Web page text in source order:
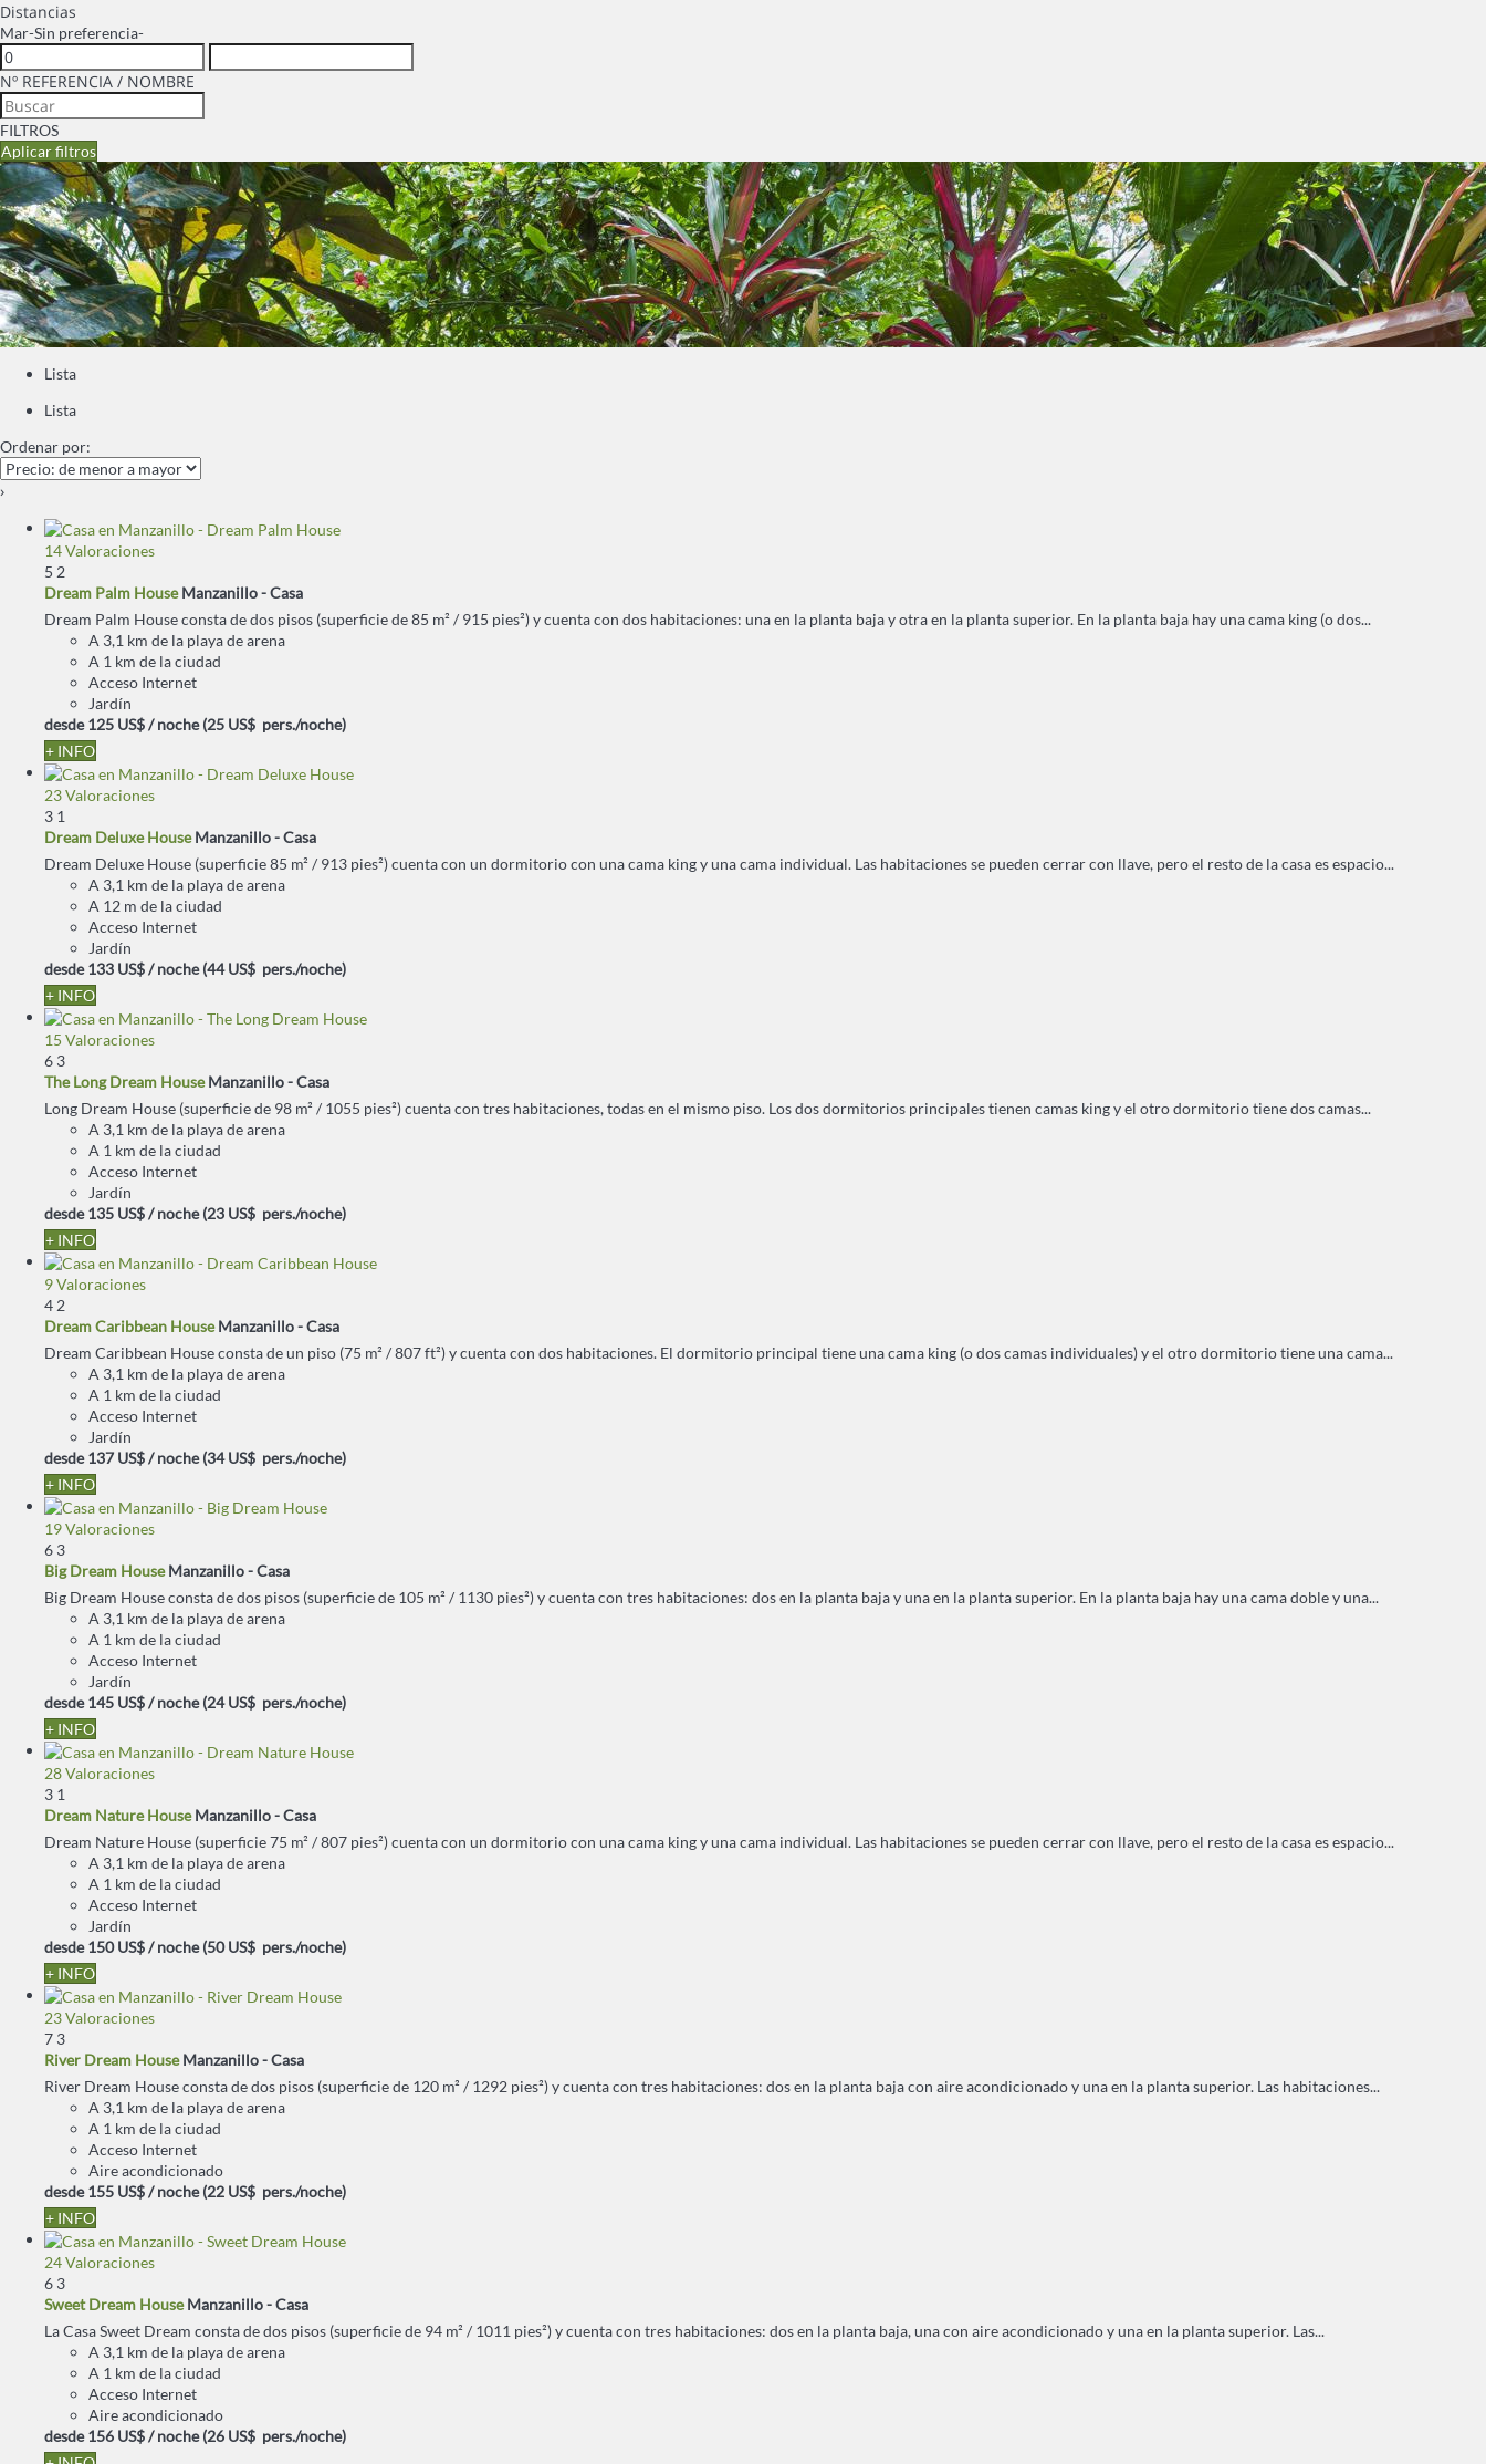
Distancias
Mar-Sin preferencia-
Nº REFERENCIA / NOMBRE
FILTROS
Aplicar filtros
Lista
Lista
Ordenar por:
›
14 Valoraciones
5 2
Dream Palm House Manzanillo -Casa
Dream Palm House consta de dos pisos (superficie de 85 m² / 915 pies²) y cuenta con dos habitaciones: una en la planta baja y otra en la planta superior. En la planta baja hay una cama king (o dos...
A 3,1 km de la playa de arena
A 1 km de la ciudad
Acceso Internet
Jardín
desde 125 US$/ noche (25 US$ pers./noche)
+ INFO
23 Valoraciones
3 1
Dream Deluxe House Manzanillo -Casa
Dream Deluxe House (superficie 85 m² / 913 pies²) cuenta con un dormitorio con una cama king y una cama individual. Las habitaciones se pueden cerrar con llave, pero el resto de la casa es espacio...
A 3,1 km de la playa de arena
A 12 m de la ciudad
Acceso Internet
Jardín
desde 133 US$/ noche (44 US$ pers./noche)
+ INFO
15 Valoraciones
6 3
The Long Dream House Manzanillo -Casa
Long Dream House (superficie de 98 m² / 1055 pies²) cuenta con tres habitaciones, todas en el mismo piso. Los dos dormitorios principales tienen camas king y el otro dormitorio tiene dos camas...
A 3,1 km de la playa de arena
A 1 km de la ciudad
Acceso Internet
Jardín
desde 135 US$/ noche (23 US$ pers./noche)
+ INFO
9 Valoraciones
4 2
Dream Caribbean House Manzanillo -Casa
Dream Caribbean House consta de un piso (75 m² / 807 ft²) y cuenta con dos habitaciones. El dormitorio principal tiene una cama king (o dos camas individuales) y el otro dormitorio tiene una cama...
A 3,1 km de la playa de arena
A 1 km de la ciudad
Acceso Internet
Jardín
desde 137 US$/ noche (34 US$ pers./noche)
+ INFO
19 Valoraciones
6 3
Big Dream House Manzanillo -Casa
Big Dream House consta de dos pisos (superficie de 105 m² / 1130 pies²) y cuenta con tres habitaciones: dos en la planta baja y una en la planta superior. En la planta baja hay una cama doble y una...
A 3,1 km de la playa de arena
A 1 km de la ciudad
Acceso Internet
Jardín
desde 145 US$/ noche (24 US$ pers./noche)
+ INFO
28 Valoraciones
3 1
Dream Nature House Manzanillo -Casa
Dream Nature House (superficie 75 m² / 807 pies²) cuenta con un dormitorio con una cama king y una cama individual. Las habitaciones se pueden cerrar con llave, pero el resto de la casa es espacio...
A 3,1 km de la playa de arena
A 1 km de la ciudad
Acceso Internet
Jardín
desde 150 US$/ noche (50 US$ pers./noche)
+ INFO
23 Valoraciones
7 3
River Dream House Manzanillo -Casa
River Dream House consta de dos pisos (superficie de 120 m² / 1292 pies²) y cuenta con tres habitaciones: dos en la planta baja con aire acondicionado y una en la planta superior. Las habitaciones...
A 3,1 km de la playa de arena
A 1 km de la ciudad
Acceso Internet
Aire acondicionado
desde 155 US$/ noche (22 US$ pers./noche)
+ INFO
24 Valoraciones
6 3
Sweet Dream House Manzanillo -Casa
La Casa Sweet Dream consta de dos pisos (superficie de 94 m² / 1011 pies²) y cuenta con tres habitaciones: dos en la planta baja, una con aire acondicionado y una en la planta superior. Las...
A 3,1 km de la playa de arena
A 1 km de la ciudad
Acceso Internet
Aire acondicionado
desde 156 US$/ noche (26 US$ pers./noche)